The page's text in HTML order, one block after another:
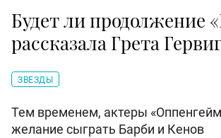
Будет ли продолжение
рассказала Грета
ЗВЕЗДЫ
Тем временем, актеры
желание сыграть Барби и Кенов